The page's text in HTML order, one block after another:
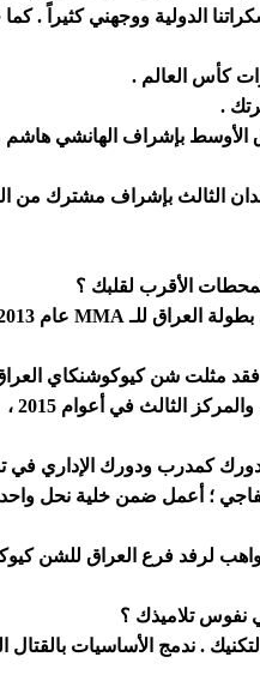
الدولية ووجهني كثيراً .
كأس العالم .
.
وخبرة طويلة حتى عام 2024 ، حيث نلت الدان
الأقرب لقلبك ؟
شن كيوكوشنكاي العراق في وزن
كمدرب ودورك الإداري في
؛ أعمل ضمن خلية نحل
لرفد فرع العراق للشن
نفوس تلاميذك ؟
. ندمج الأساسيات بالقتال